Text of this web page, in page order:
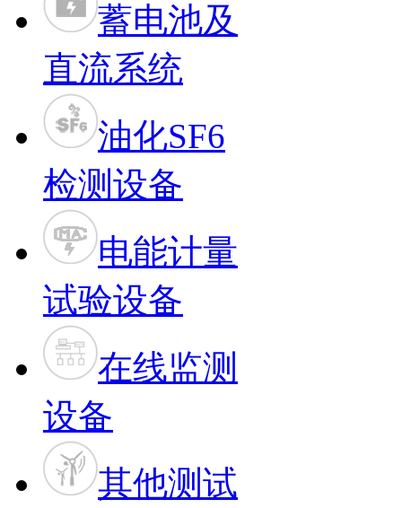
蓄电池及
直流系统
油化SF6
检测设备
电能计量
试验设备
在线监测
设备
其他测试